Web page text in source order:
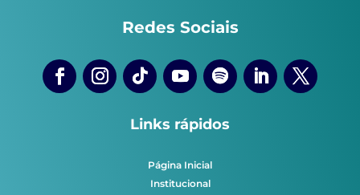
Redes Sociais
Links rápidos
Página Inicial
Institucional